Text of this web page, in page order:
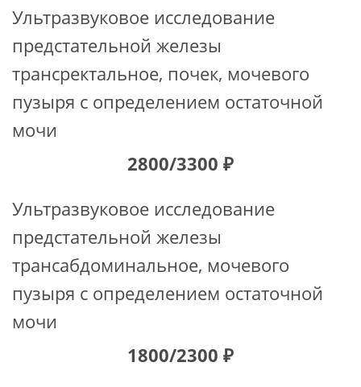
Ультразвуковое исследование
предстательной железы
трансректальное, почек, мочевого
пузыря с определением остаточной
мочи
2800/3300 ₽
Ультразвуковое исследование
предстательной железы
трансабдоминальное, мочевого
пузыря с определением остаточной
мочи
1800/2300 ₽